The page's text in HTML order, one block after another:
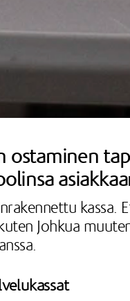
ostaminen
Johkua